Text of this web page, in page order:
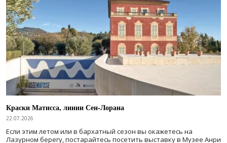
Краски Матисса, линии Сен-Лорана
22.07.2026
Если этим летом или в бархатный сезон вы окажетесь на
Лазурном берегу, постарайтесь посетить выставку в Музее Анри